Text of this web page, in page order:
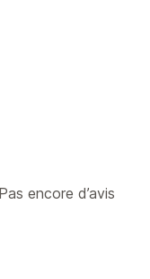
Pas encore d’avis